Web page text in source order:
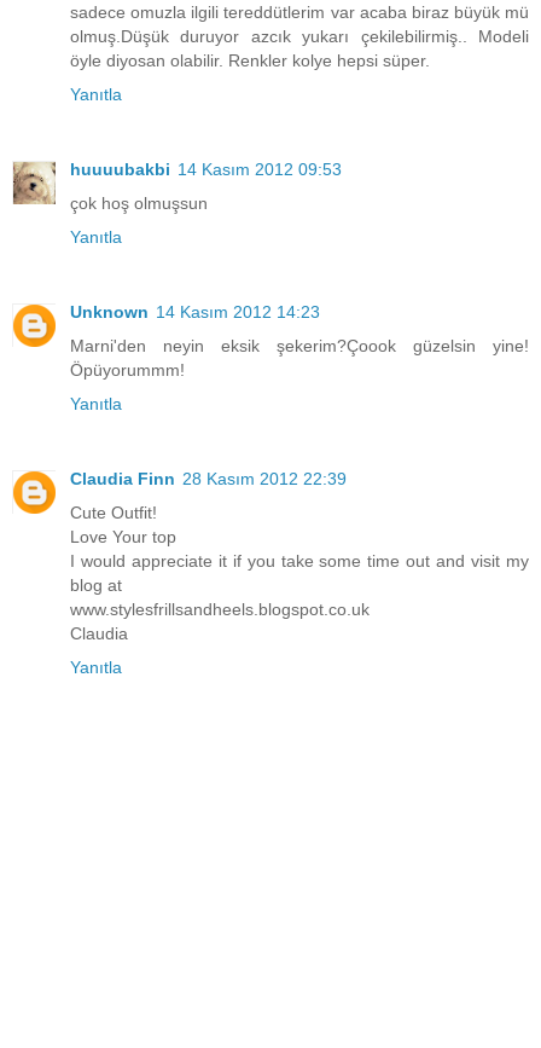
sadece omuzla ilgili tereddütlerim var acaba biraz büyük mü
olmuş.Düşük duruyor azcık yukarı çekilebilirmiş.. Modeli
öyle diyosan olabilir. Renkler kolye hepsi süper.
Yanıtla
huuuubakbi 14 Kasım 2012 09:53
çok hoş olmuşsun
Yanıtla
Unknown 14 Kasım 2012 14:23
Marni'den neyin eksik şekerim?Çoook güzelsin yine!
Öpüyorummm!
Yanıtla
Claudia Finn 28 Kasım 2012 22:39
Cute Outfit!
Love Your top
I would appreciate it if you take some time out and visit my
blog at
www.stylesfrillsandheels.blogspot.co.uk
Claudia
Yanıtla